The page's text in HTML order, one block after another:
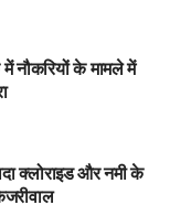
नौकरियों के मामले में
क्लोराइड और नमी के